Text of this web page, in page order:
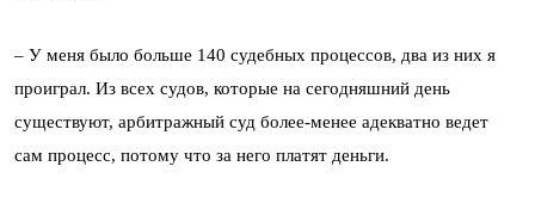
– У меня было больше 140 судебных процессов, два из них я
проиграл. Из всех судов, которые на сегодняшний день
существуют, арбитражный суд более-менее адекватно ведет
сам процесс, потому что за него платят деньги.